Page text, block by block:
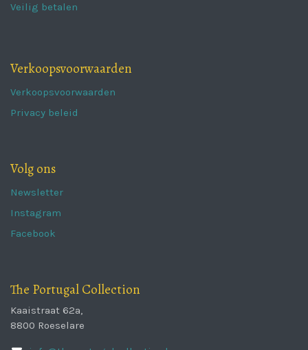
Veilig betalen
Verkoopsvoorwaarden
Verkoopsvoorwaarden
Privacy beleid
Volg ons
Newsletter
Instagram
Facebook
The Portugal Collection
Kaaistraat 62a,
8800 Roeselare